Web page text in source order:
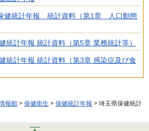
健統計年報 統計資料（第1章 人口動態
統計年報 統計資料（第5章 業務統計等）
統計年報 統計資料（第3章 感染症及び食
報館 > 保健衛生 > 保健統計年報 > 埼玉県保健統計